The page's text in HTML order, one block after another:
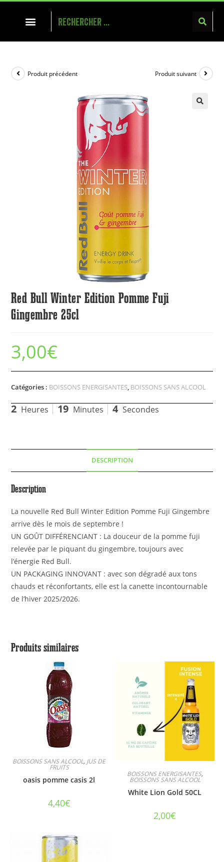
Produit précédent Produit suivant
Red Bull Winter Edition Pomme Fuji
Gingembre 25cl
3,00€
Catégories : BOISSONS ENERGISANTES, BOISSONS SANS ALCOOL
2 Heures 19 Minutes 4 Secondes
DESCRIPTION
Description
La nouvelle Red Bull Winter Edition Pomme Fuji Gingembre
arrive dès le mois de septembre !
UN GOÛT DIFFÉRENCIANT : La douceur de la pomme fuji
relevée par le piquant du gingembre, toujours avec
l’énergie Red Bull.
UN PACKAGING INNOVANT : avec son dégradé aux tons
chauds et réconfortants, elle est la canette incontournable
de l’hiver 2025/2026.
Produits similaires
BOISSONS SANS ALCOOL, JUS DE
FRUITS
oasis pomme casis 2l
4,40€
BOISSONS ENERGISANTES,
BOISSONS SANS ALCOOL
White Lion Gold 50CL
2,00€